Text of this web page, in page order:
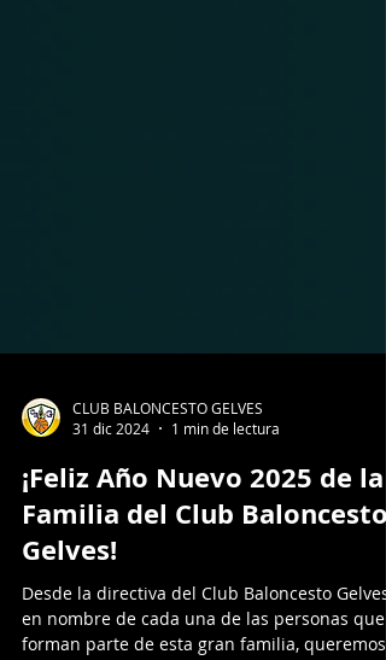
31 dic 2024
1 min de lectura
¡Feliz Año Nuevo 2025 de la
Familia del Club Baloncesto
Gelves!
Desde la directiva del Club Baloncesto Gelves